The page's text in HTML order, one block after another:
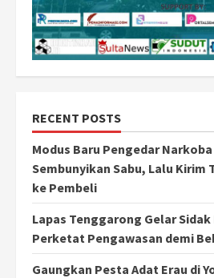
RECENT POSTS
Modus Baru Pengedar
Sembunyikan Sabu, Lalu Kirim
ke Pembeli
Lapas Tenggarong Gelar
Perketat Pengawasan demi
Gaungkan Pesta Adat Erau di